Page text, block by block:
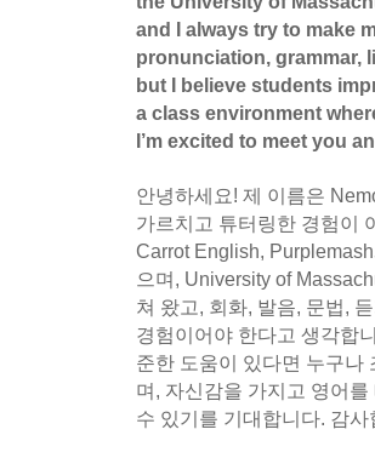
and I always try to make
pronunciation, grammar,
but I believe students
a class environment
I’m excited to meet you
안녕하세요! 제 이름은
가르치고 튜터링한 경험이
Carrot English,
으며, University of
쳐 왔고, 회화, 발음, 문법,
경험이어야 한다고 생각합
준한 도움이 있다면 누구나
며, 자신감을 가지고 영어
수 있기를 기대합니다. 감사